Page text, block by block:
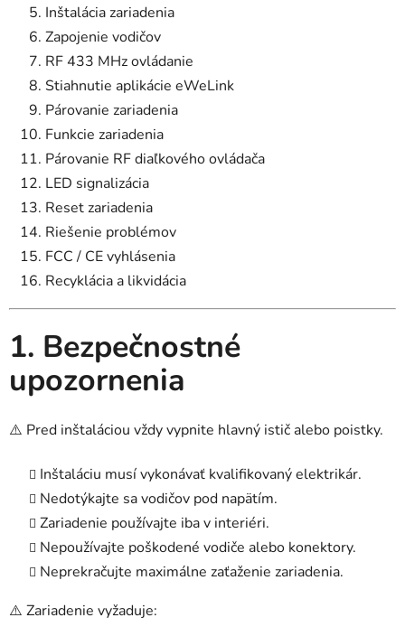
Inštalácia zariadenia
Zapojenie vodičov
RF 433 MHz ovládanie
Stiahnutie aplikácie eWeLink
Párovanie zariadenia
Funkcie zariadenia
Párovanie RF diaľkového ovládača
LED signalizácia
Reset zariadenia
Riešenie problémov
FCC / CE vyhlásenia
Recyklácia a likvidácia
1. Bezpečnostné
upozornenia
⚠️ Pred inštaláciou vždy vypnite hlavný istič alebo poistky.
Inštaláciu musí vykonávať kvalifikovaný elektrikár.
Nedotýkajte sa vodičov pod napätím.
Zariadenie používajte iba v interiéri.
Nepoužívajte poškodené vodiče alebo konektory.
Neprekračujte maximálne zaťaženie zariadenia.
⚠️ Zariadenie vyžaduje: